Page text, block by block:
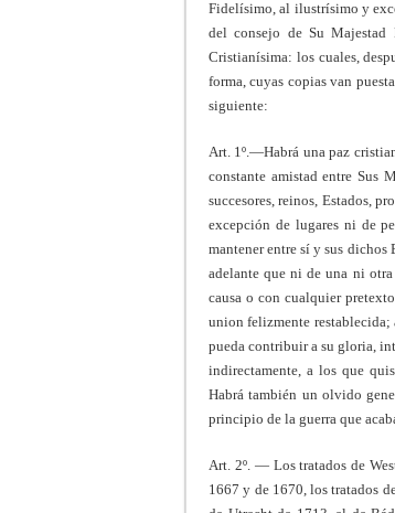
Fidelísimo, al ilustrísimo y
del consejo de Su Majestad
Cristianísima: los cuales,
forma, cuyas copias van
siguiente:
Art. 1º.—Habrá una paz
constante amistad entre Sus
succesores, reinos, Estados,
excepción de lugares ni de
mantener entre sí y sus dichos
adelante que ni de una ni
causa o con cualquier
union felizmente restablecida;
pueda contribuir a su gloria,
indirectamente, a los que
Habrá también un olvido
principio de la guerra que
Art. 2º. — Los tratados de
1667 y de 1670, los tratados